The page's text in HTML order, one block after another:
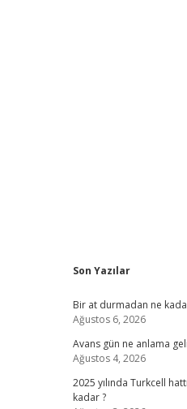
Sidebar
Son Yazılar
Bir at durmadan ne
Ağustos 6, 2026
Avans gün ne anlama
Ağustos 4, 2026
2025 yılında Turkcell
kadar ?